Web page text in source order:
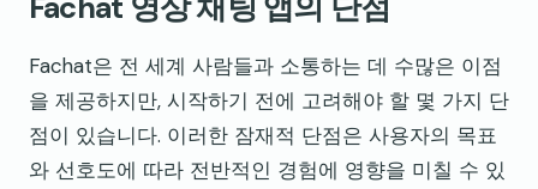
Fachat 영상 채팅 앱의 단점
Fachat은 전 세계 사람들과 소통하는 데 수많은 이점
을 제공하지만, 시작하기 전에 고려해야 할 몇 가지 단
점이 있습니다. 이러한 잠재적 단점은 사용자의 목표
와 선호도에 따라 전반적인 경험에 영향을 미칠 수 있